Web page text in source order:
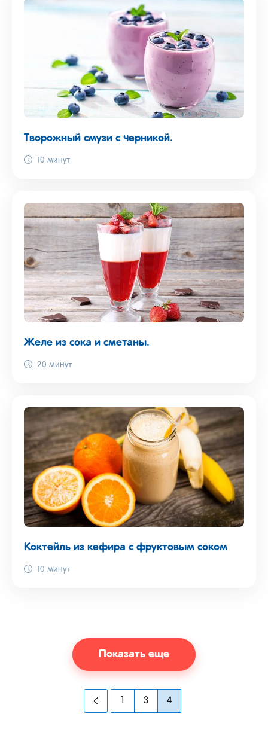
Творожный смузи с черникой.
10 минут
Желе из сока и сметаны.
20 минут
Коктейль из кефира с фруктовым соком
10 минут
Показать еще
1 3 4